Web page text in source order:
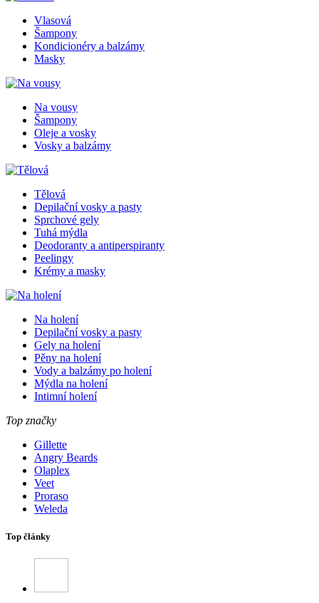
Vlasová
Šampony
Kondicionéry a balzámy
Masky
Na vousy
Šampony
Oleje a vosky
Vosky a balzámy
Tělová
Depilační vosky a pasty
Sprchové gely
Tuhá mýdla
Deodoranty a antiperspiranty
Peelingy
Krémy a masky
Na holení
Depilační vosky a pasty
Gely na holení
Pěny na holení
Vody a balzámy po holení
Mýdla na holení
Intimní holení
Top značky
Gillette
Angry Beards
Olaplex
Veet
Proraso
Weleda
Top články